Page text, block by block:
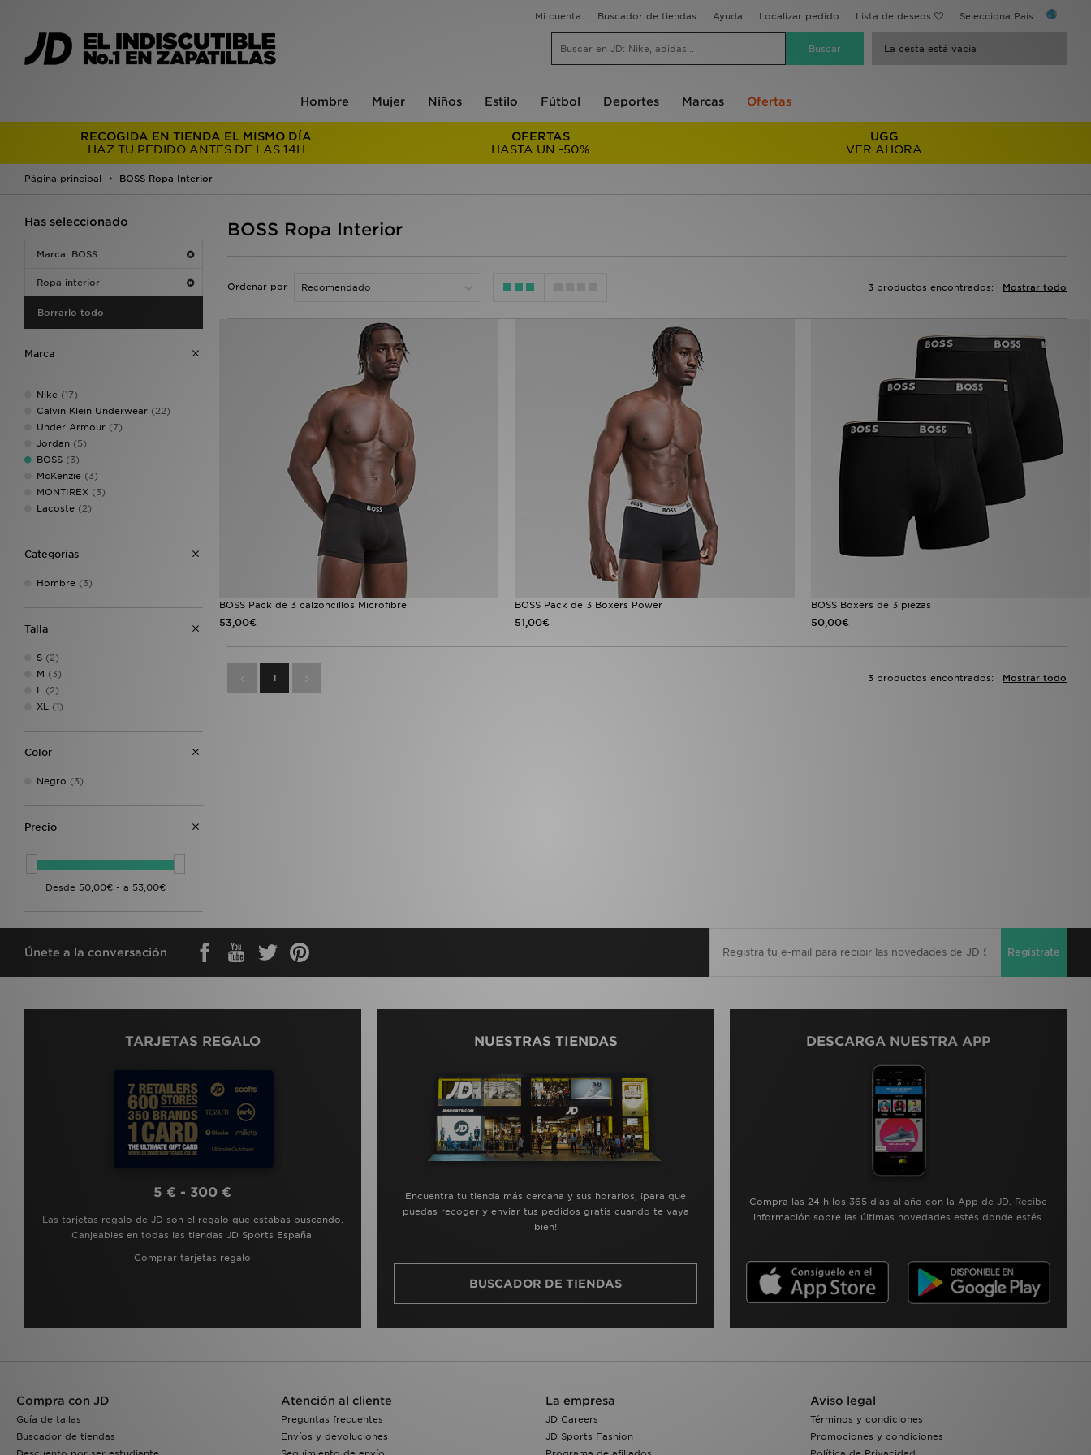
Mi cuenta Buscador de tiendas Ayuda Localizar pedido Lista de deseos Selecciona País...
La cesta está vacía
Hombre Mujer Niños Estilo Fútbol Deportes Marcas Ofertas
RECOGIDA EN TIENDA EL MISMO DÍA
HAZ TU PEDIDO ANTES DE LAS 14H
OFERTAS
HASTA UN -50%
UGG
VER AHORA
Página principal BOSS Ropa Interior
Has seleccionado
Marca: BOSS
Ropa interior
Borrarlo todo
Marca
Nike (17)
Calvin Klein Underwear (22)
Under Armour (7)
Jordan (5)
BOSS (3)
McKenzie (3)
MONTIREX (3)
Lacoste (2)
Categorías
Hombre (3)
Talla
S (2)
M (3)
L (2)
XL (1)
Color
Negro (3)
Precio
BOSS Ropa Interior
Ordenar por Mostrar todo
3 productos encontrados:
BOSS Pack de 3 calzoncillos Microfibre
53,00€
BOSS Pack de 3 Boxers Power
51,00€
BOSS Boxers de 3 piezas
50,00€
1 Mostrar todo
3 productos encontrados:
Únete a la conversación Regístrate
TARJETAS REGALO
5 € - 300 €
Las tarjetas regalo de JD son el regalo que estabas buscando.
Canjeables en todas las tiendas JD Sports España.
Comprar tarjetas regalo
NUESTRAS TIENDAS
Encuentra tu tienda más cercana y sus horarios, ¡para que
puedas recoger y enviar tus pedidos gratis cuando te vaya
bien!
BUSCADOR DE TIENDAS
DESCARGA NUESTRA APP
Compra las 24 h los 365 días al año con la App de JD. Recibe
información sobre las últimas novedades estés donde estés.
Compra con JD
Guía de tallas
Buscador de tiendas
Atención al cliente
Preguntas frecuentes
Envíos y devoluciones
La empresa
JD Careers
JD Sports Fashion
Aviso legal
Términos y condiciones
Promociones y condiciones